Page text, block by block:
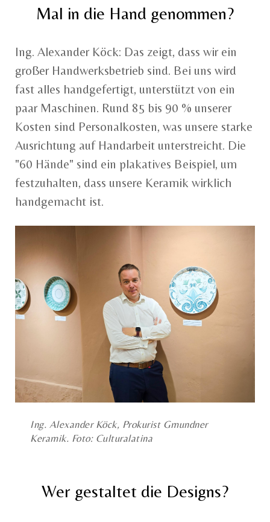
Mal in die Hand genommen?
Ing. Alexander Köck: Das zeigt, dass wir ein
großer Handwerksbetrieb sind. Bei uns wird
fast alles handgefertigt, unterstützt von ein
paar Maschinen. Rund 85 bis 90 % unserer
Kosten sind Personalkosten, was unsere starke
Ausrichtung auf Handarbeit unterstreicht. Die
"60 Hände" sind ein plakatives Beispiel, um
festzuhalten, dass unsere Keramik wirklich
handgemacht ist.
Ing. Alexander Köck, Prokurist Gmundner
Keramik. Foto: Culturalatina
Wer gestaltet die Designs?